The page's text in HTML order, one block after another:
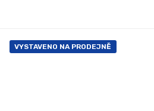
VYSTAVENO NA PRODEJNĚ